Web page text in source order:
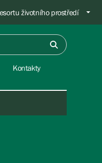
životního prostředí
Kontakty